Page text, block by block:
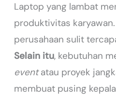
Laptop yang lambat
produktivitas
perusahaan sulit
Selain itu, kebutuhan
eventatau proyek
membuat pusing